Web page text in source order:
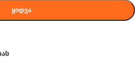
ᲧᲘᲓᲕᲐ